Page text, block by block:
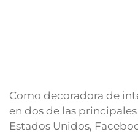
Como decoradora de
en dos de las
Estados Unidos,